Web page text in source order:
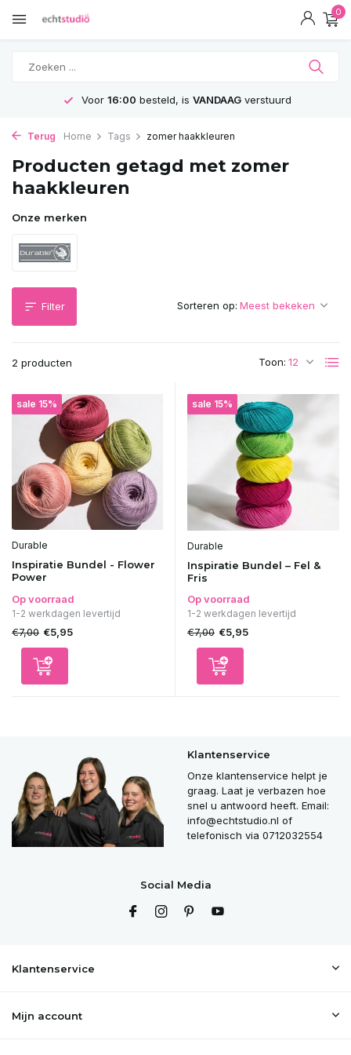
0
Voor 16:00 besteld, is VANDAAGverstuurd
Terug Home Tags zomer haakkleuren
Producten getagd met zomer
haakkleuren
Onze merken
Filter
2 producten Toon:
Sorteren op:
sale 15%
Durable
Inspiratie Bundel - Flower
Power
Op voorraad
1-2 werkdagen levertijd
€7,00 €5,95
sale 15%
Durable
Inspiratie Bundel – Fel &
Fris
Op voorraad
1-2 werkdagen levertijd
€7,00 €5,95
Klantenservice
Onze klantenservice helpt je
graag. Laat je verbazen hoe
snel u antwoord heeft. Email:
info@echtstudio.nl of
telefonisch via 0712032554
Social Media
Klantenservice
Mijn account